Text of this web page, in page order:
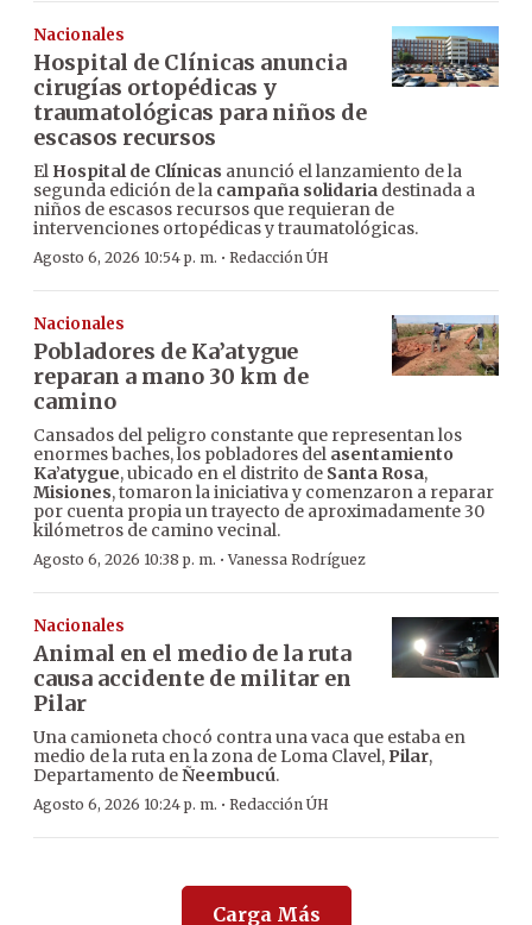
Nacionales
Hospital de Clínicas anuncia
cirugías ortopédicas y
traumatológicas para niños de
escasos recursos
El Hospital de Clínicas anunció el lanzamiento de la
segunda edición de la campaña solidaria destinada a
niños de escasos recursos que requieran de
intervenciones ortopédicas y traumatológicas.
Agosto 6, 2026 10:54 p. m. · Redacción ÚH
Nacionales
Pobladores de Ka’atygue
reparan a mano 30 km de
camino
Cansados del peligro constante que representan los
enormes baches, los pobladores del asentamiento
Ka’atygue, ubicado en el distrito de Santa Rosa,
Misiones, tomaron la iniciativa y comenzaron a reparar
por cuenta propia un trayecto de aproximadamente 30
kilómetros de camino vecinal.
Agosto 6, 2026 10:38 p. m. ·Vanessa Rodríguez
Nacionales
Animal en el medio de la ruta
causa accidente de militar en
Pilar
Una camioneta chocó contra una vaca que estaba en
medio de la ruta en la zona de Loma Clavel, Pilar,
Departamento deÑeembucú.
Agosto 6, 2026 10:24 p. m. · Redacción ÚH
Carga Más